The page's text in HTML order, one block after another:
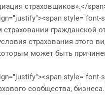
страховщиков».</
гражданской
страхования этого
может быть
сообщества,